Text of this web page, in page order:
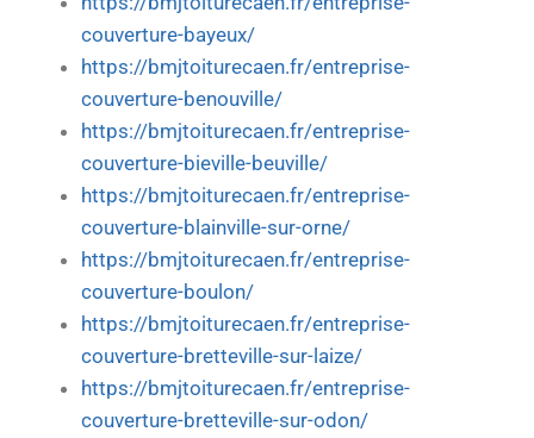
couverture-bayeux/
https://bmjtoiturecaen.fr/entreprise-
couverture-benouville/
https://bmjtoiturecaen.fr/entreprise-
couverture-bieville-beuville/
https://bmjtoiturecaen.fr/entreprise-
couverture-blainville-sur-orne/
https://bmjtoiturecaen.fr/entreprise-
couverture-boulon/
https://bmjtoiturecaen.fr/entreprise-
couverture-bretteville-sur-laize/
https://bmjtoiturecaen.fr/entreprise-
couverture-bretteville-sur-odon/